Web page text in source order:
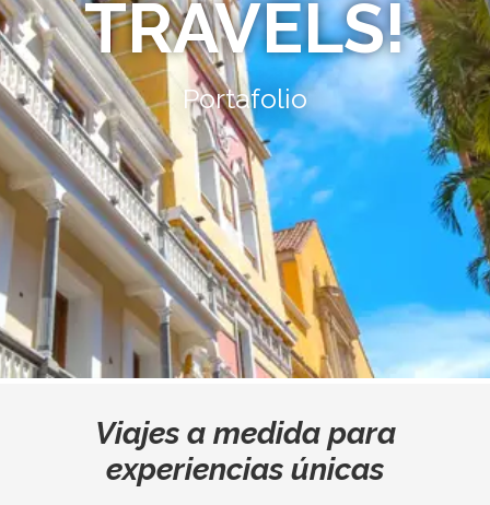
TRAVELS!
Portafolio
Viajes a medida para
experiencias únicas